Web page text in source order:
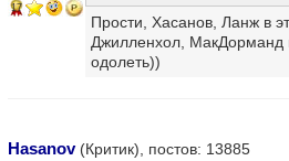
17
Прости, Хасанов, Ланж в
Джилленхол, МакДорманд
одолеть))
Hasanov(Критик), постов: 13885